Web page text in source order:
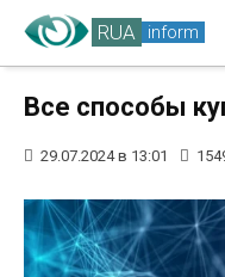
RUA inform
Все способы
29.07.2024 в 13:01